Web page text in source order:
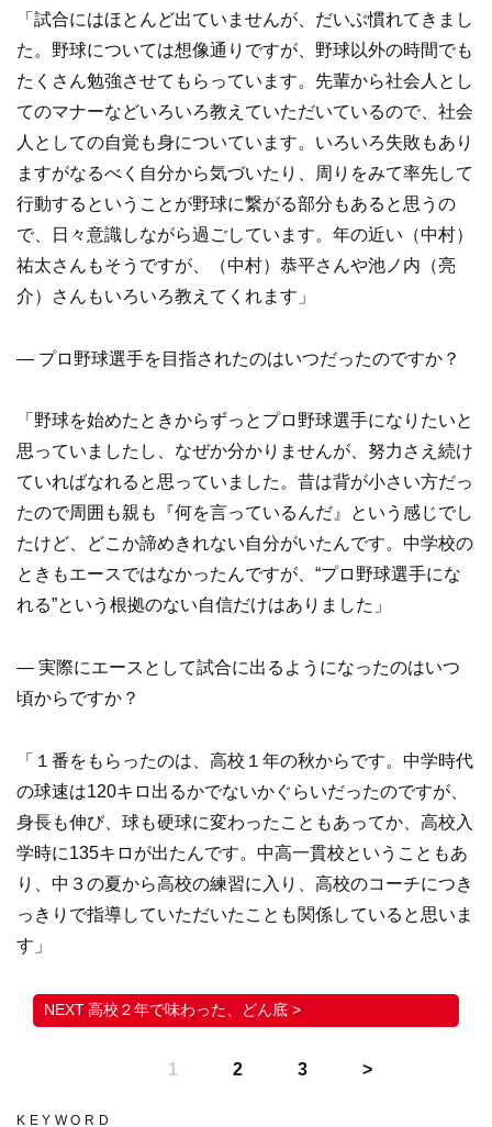
「試合にはほとんど出ていませんが、だいぶ慣れてきまし
た。野球については想像通りですが、野球以外の時間でも
たくさん勉強させてもらっています。先輩から社会人とし
てのマナーなどいろいろ教えていただいているので、社会
人としての自覚も身についています。いろいろ失敗もあり
ますがなるべく自分から気づいたり、周りをみて率先して
行動するということが野球に繋がる部分もあると思うの
で、日々意識しながら過ごしています。年の近い（中村）
祐太さんもそうですが、（中村）恭平さんや池ノ内（亮
介）さんもいろいろ教えてくれます」
― プロ野球選手を目指されたのはいつだったのですか？
「野球を始めたときからずっとプロ野球選手になりたいと
思っていましたし、なぜか分かりませんが、努力さえ続け
ていればなれると思っていました。昔は背が小さい方だっ
たので周囲も親も『何を言っているんだ』という感じでし
たけど、どこか諦めきれない自分がいたんです。中学校の
ときもエースではなかったんですが、“プロ野球選手にな
れる”という根拠のない自信だけはありました」
― 実際にエースとして試合に出るようになったのはいつ
頃からですか？
「１番をもらったのは、高校１年の秋からです。中学時代
の球速は120キロ出るかでないかぐらいだったのですが、
身長も伸び、球も硬球に変わったこともあってか、高校入
学時に135キロが出たんです。中高一貫校ということもあ
り、中３の夏から高校の練習に入り、高校のコーチにつき
っきりで指導していただいたことも関係していると思いま
す」
高校２年で味わった、どん底 >
1 2 3
KEYWORD